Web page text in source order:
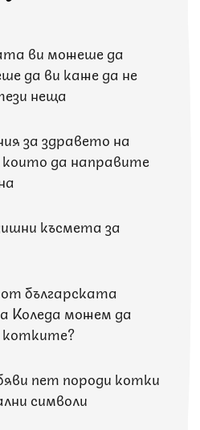
ви можеше да
да ви каже да не
неща
за здравето на
да направите
късмета за
българската
Коледа можем да
котките?
пет породи котки
символи